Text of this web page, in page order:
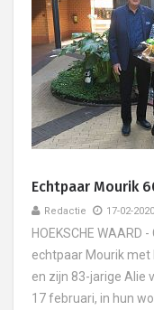
Echtpaar Mourik
Redactie 17-02-2020
HOEKSCHE
echtpaar Mourik met
en zijn 83-jarige Alie
17 februari, in hun